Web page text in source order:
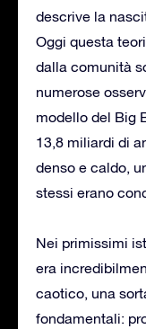
descrive la
Oggi questa
dalla comunità
numerose
modello del Big
13,8 miliardi di
denso e caldo,
stessi erano
Nei primissimi
era
caotico, una
fondamentali: